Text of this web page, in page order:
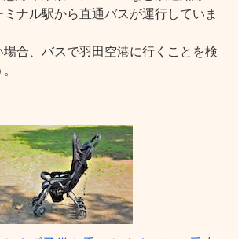
ナル駅から直通バスが運行していま
合、バスで羽田空港に行くことを検